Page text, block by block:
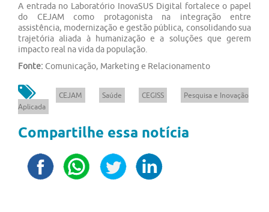
A entrada no Laboratório InovaSUS Digital fortalece o papel
do CEJAM como protagonista na integração entre
assistência, modernização e gestão pública, consolidando sua
trajetória aliada à humanização e a soluções que gerem
impacto real na vida da população.
Fonte: Comunicação, Marketing e Relacionamento
CEJAM Saúde CEGISS
Pesquisa e Inovação
Aplicada
Compartilhe essa notícia